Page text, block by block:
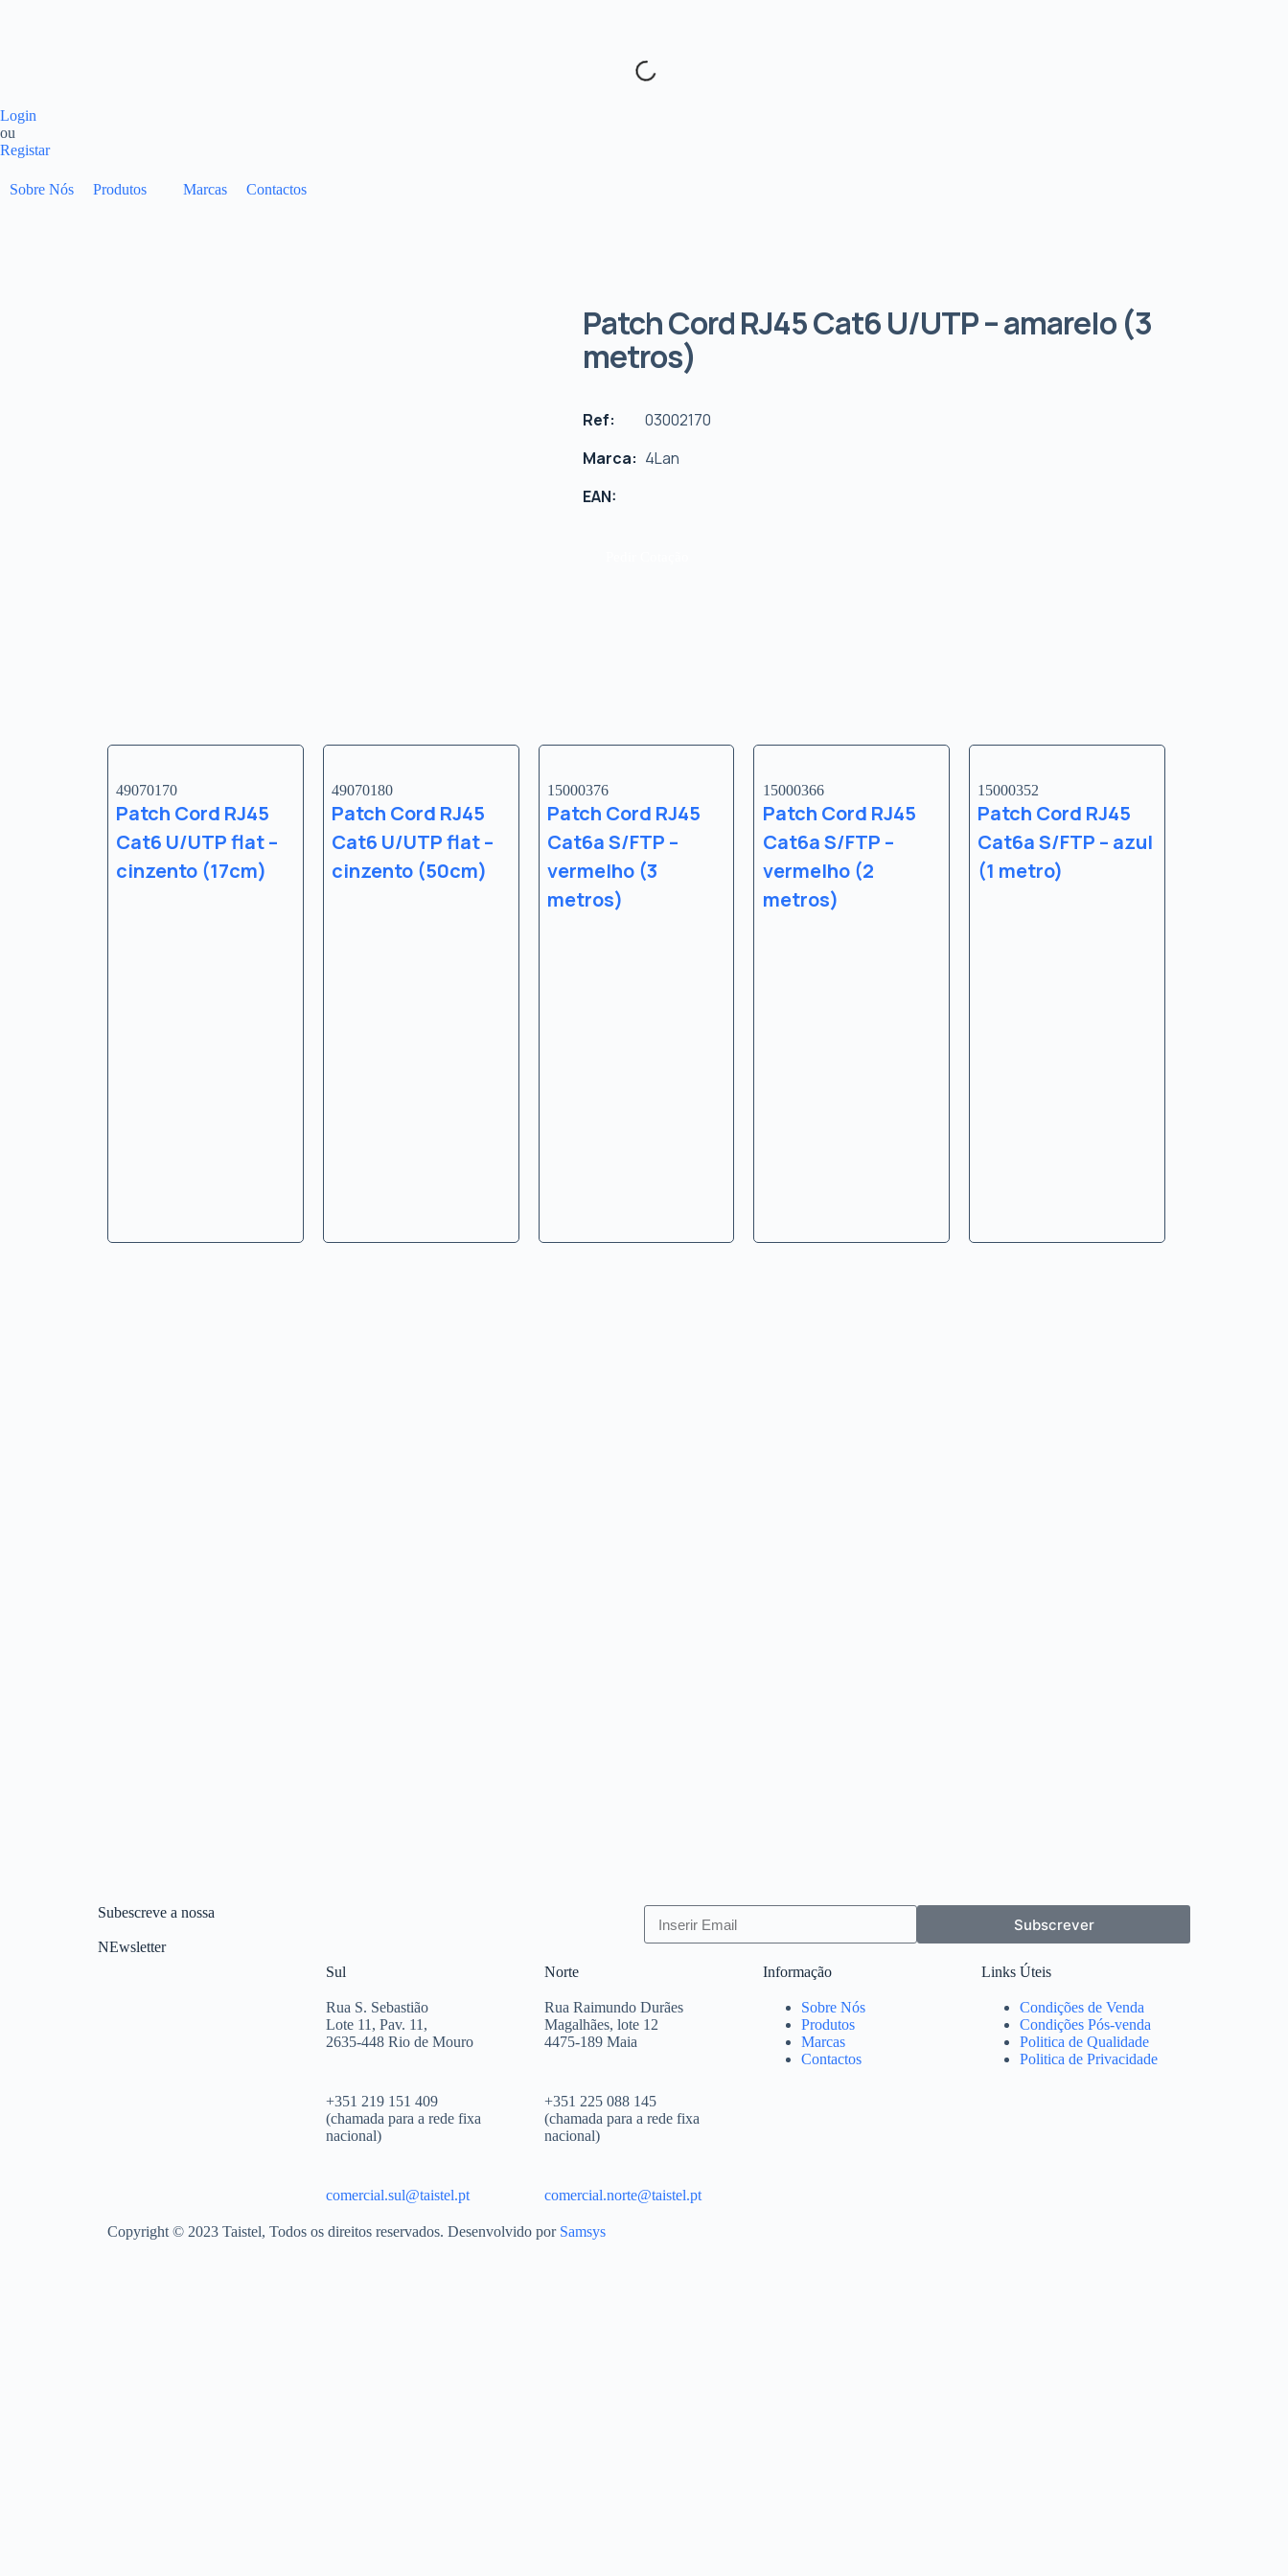
Login
ou
Registar
Sobre Nós Produtos Marcas Contactos
Patch Cord RJ45 Cat6 U/UTP – amarelo (3
metros)
Ref:
03002170
Marca: 4Lan
EAN:
49070170
Patch Cord RJ45
Cat6 U/UTP flat –
cinzento (17cm)
49070180
Patch Cord RJ45
Cat6 U/UTP flat –
cinzento (50cm)
15000376
Patch Cord RJ45
Cat6a S/FTP –
vermelho (3
metros)
15000366
Patch Cord RJ45
Cat6a S/FTP –
vermelho (2
metros)
15000352
Patch Cord RJ45
Cat6a S/FTP – azul
(1 metro)
Subescreve a nossa
NEwsletter
Subscrever
Sul
Rua S. Sebastião
Lote 11, Pav. 11,
2635-448 Rio de Mouro
+351 219 151 409
(chamada para a rede fixa
nacional)
comercial.sul@taistel.pt
Norte
Rua Raimundo Durães
Magalhães, lote 12
4475-189 Maia
+351 225 088 145
(chamada para a rede fixa
nacional)
comercial.norte@taistel.pt
Informação
Sobre Nós
Produtos
Marcas
Contactos
Links Úteis
Condições de Venda
Condições Pós-venda
Politica de Qualidade
Politica de Privacidade
Copyright © 2023 Taistel, Todos os direitos reservados. Desenvolvido por Samsys